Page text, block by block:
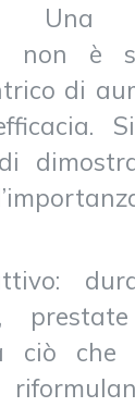
Una
non è
di
ciò che